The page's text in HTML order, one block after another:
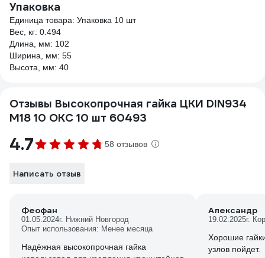
Упаковка
Единица товара: Упаковка 10 шт
Вес, кг: 0.494
Длина, мм: 102
Ширина, мм: 55
Высота, мм: 40
Отзывы Высокопрочная гайка ЦКИ DIN934
М18 10 ОКС 10 шт 60493
4.7 58 отзывов
Написать отзыв
Феофан
01.05.2024г. Нижний Новгород
Опыт использования: Менее месяца
Надёжная высокопрочная гайка
Александр
19.02.2025г.
Хорошие
узлов пойдет.